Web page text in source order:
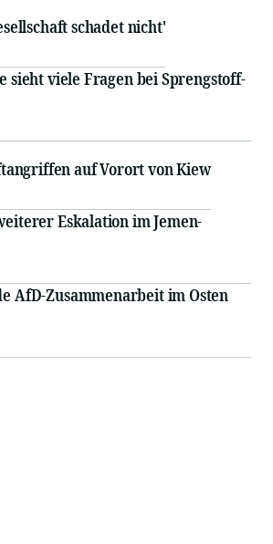
schadet nicht'
sieht viele Fragen bei Sprengstoff-
auf Vorort von Kiew
Eskalation im Jemen-
AfD-Zusammenarbeit im Osten